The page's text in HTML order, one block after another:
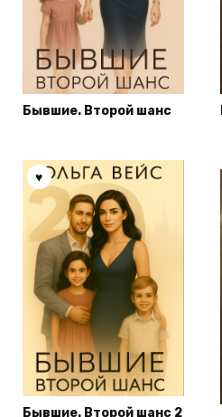
Бывшие. Второй шанс
Бывшие. Второй шанс 2